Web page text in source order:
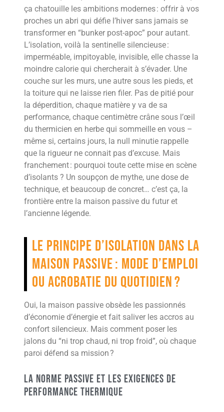
ça chatouille les ambitions modernes : offrir à vos
proches un abri qui défie l’hiver sans jamais se
transformer en “bunker post-apoc” pour autant.
L’isolation, voilà la sentinelle silencieuse :
imperméable, impitoyable, invisible, elle chasse la
moindre calorie qui chercherait à s’évader. Une
couche sur les murs, une autre sous les pieds, et
la toiture qui ne laisse rien filer. Pas de pitié pour
la déperdition, chaque matière y va de sa
performance, chaque centimètre crâne sous l’œil
du thermicien en herbe qui sommeille en vous –
même si, certains jours, la null minutie rappelle
que la rigueur ne connait pas d’excuse. Mais
franchement : pourquoi toute cette mise en scène
d’isolants ? Un soupçon de mythe, une dose de
technique, et beaucoup de concret… c’est ça, la
frontière entre la maison passive du futur et
l’ancienne légende.
Le principe d’isolation dans la
maison passive : mode d’emploi
ou acrobatie du quotidien ?
Oui, la maison passive obsède les passionnés
d’économie d’énergie et fait saliver les accros au
confort silencieux. Mais comment poser les
jalons du “ni trop chaud, ni trop froid”, où chaque
paroi défend sa mission ?
La Norme Passive et Les Exigences de
Performance Thermique